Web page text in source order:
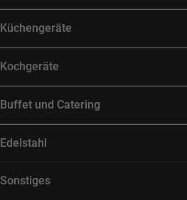
Küchengeräte
Kochgeräte
Buffet und Catering
Edelstahl
Sonstiges